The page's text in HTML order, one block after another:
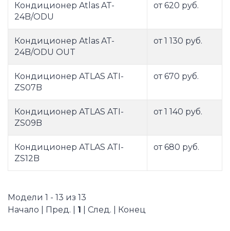
Кондиционер Atlas AT-
24B/ODU
от 620 руб.
Кондиционер Atlas AT-
24B/ODU OUT
от 1 130 руб.
Кондиционер ATLAS ATI-
ZS07B
от 670 руб.
Кондиционер ATLAS ATI-
ZS09B
от 1 140 руб.
Кондиционер ATLAS ATI-
ZS12B
от 680 руб.
Модели 1 - 13 из 13
Начало | Пред. | 1 | След. | Конец